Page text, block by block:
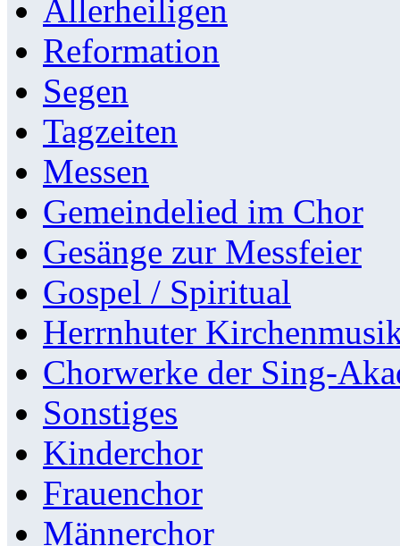
Allerheiligen
Reformation
Segen
Tagzeiten
Messen
Gemeindelied im Chor
Gesänge zur Messfeier
Gospel / Spiritual
Herrnhuter
Chorwerke der Sing-
Sonstiges
Kinderchor
Frauenchor
Männerchor